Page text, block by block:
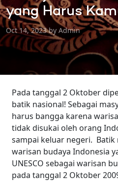
yang Harus
Oct 14, 2023 by Admin
Pada tanggal 2 Oktober
batik nasional! Sebagai
harus bangga karena
tidak disukai oleh orang
sampai keluar negeri. Batik
warisan budaya Indonesia
UNESCO sebagai warisan
pada tanggal 2 Oktober